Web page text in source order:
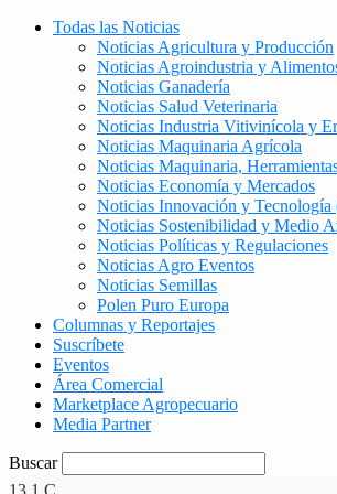
Todas las Noticias
Noticias Agricultura y Producción
Noticias Agroindustria y
Noticias Ganadería
Noticias Salud Veterinaria
Noticias Industria Vitivinícola y
Noticias Maquinaria Agrícola
Noticias Maquinaria,
Noticias Economía y Mercados
Noticias Innovación y Tecnología
Noticias Sostenibilidad y Medio
Noticias Políticas y Regulaciones
Noticias Agro Eventos
Noticias Semillas
Polen Puro Europa
Columnas y Reportajes
Suscríbete
Eventos
Área Comercial
Marketplace Agropecuario
Media Partner
Buscar
13.1 C